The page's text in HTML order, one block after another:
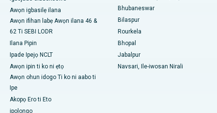
Ile-iwosan ti o dara julọ ni Swargate, Pune
Ile-iwosan akàn ti awọn obinrin ti o dara julọ ni Guusu Delhi
Awọn igbasilẹ ilana
Awọn ifihan labẹ Awọn ilana 46 &
62 Ti SEBI LODR
Ilana Pipin
Ipade Ipejọ NCLT
Awọn ipin ti ko ni ẹtọ
Awọn ohun idogo Ti ko ni aabo ti
Ipe
Akopọ Ero ti Eto
ipolongo
Bhubaneswar
Bilaspur
Rourkela
Bhopal
Jabalpur
Navsari, Ile-iwosan Nirali